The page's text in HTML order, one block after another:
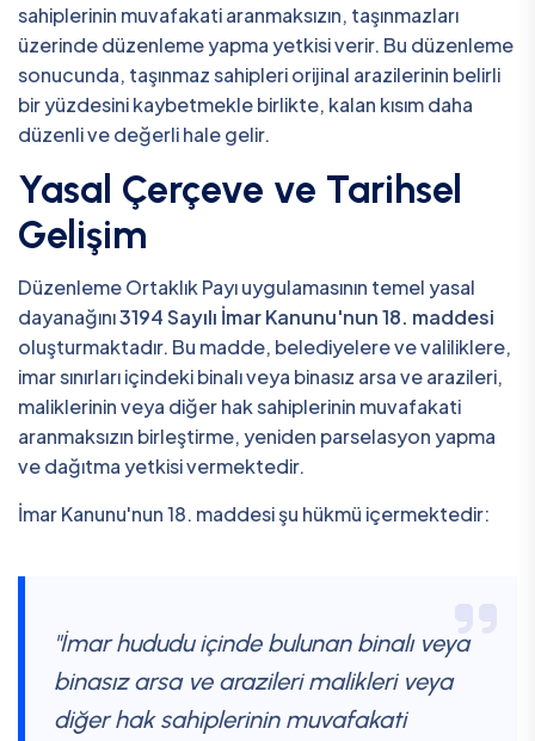
sahiplerinin muvafakati aranmaksızın, taşınmazları
üzerinde düzenleme yapma yetkisi verir. Bu düzenleme
sonucunda, taşınmaz sahipleri orijinal arazilerinin belirli
bir yüzdesini kaybetmekle birlikte, kalan kısım daha
düzenli ve değerli hale gelir.
Yasal Çerçeve ve Tarihsel
Gelişim
Düzenleme Ortaklık Payı uygulamasının temel yasal
dayanağını3194 Sayılı İmar Kanunu'nun 18. maddesi
oluşturmaktadır. Bu madde, belediyelere ve valiliklere,
imar sınırları içindeki binalı veya binasız arsa ve arazileri,
maliklerinin veya diğer hak sahiplerinin muvafakati
aranmaksızın birleştirme, yeniden parselasyon yapma
ve dağıtma yetkisi vermektedir.
İmar Kanunu'nun 18. maddesi şu hükmü içermektedir:
"İmar hududu içinde bulunan binalı veya
binasız arsa ve arazileri malikleri veya
diğer hak sahiplerinin muvafakati